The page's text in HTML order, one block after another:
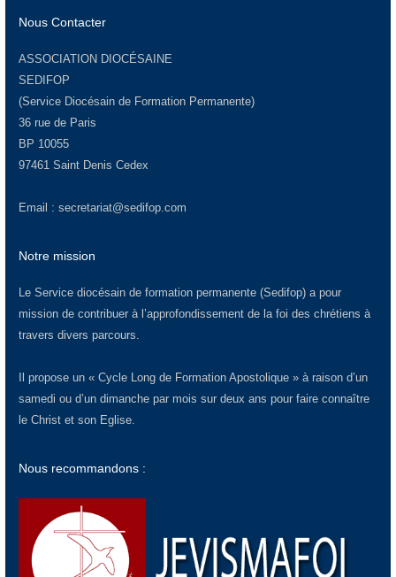
Nous Contacter
ASSOCIATION DIOCÉSAINE
SEDIFOP
(Service Diocésain de Formation Permanente)
36 rue de Paris
BP 10055
97461 Saint Denis Cedex
Email : secretariat@sedifop.com
Notre mission
Le Service diocésain de formation permanente (Sedifop) a pour
mission de contribuer à l’approfondissement de la foi des chrétiens à
travers divers parcours.
Il propose un « Cycle Long de Formation Apostolique » à raison d’un
samedi ou d’un dimanche par mois sur deux ans pour faire connaître
le Christ et son Eglise.
Nous recommandons :